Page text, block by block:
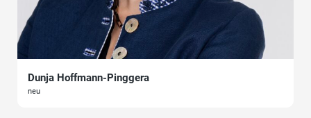
Dunja Hoffmann-Pinggera
neu